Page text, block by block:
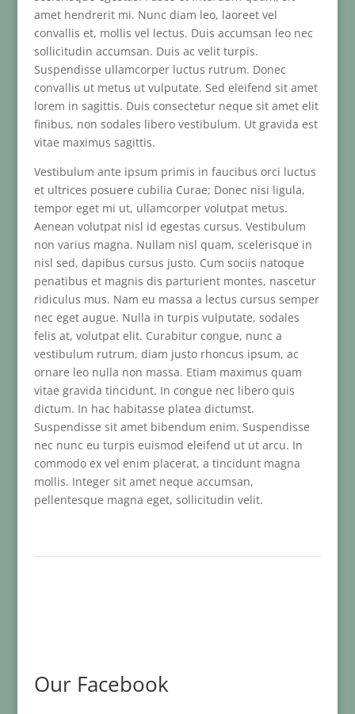
amet hendrerit mi. Nunc diam leo, laoreet vel
convallis et, mollis vel lectus. Duis accumsan leo nec
sollicitudin accumsan. Duis ac velit turpis.
Suspendisse ullamcorper luctus rutrum. Donec
convallis ut metus ut vulputate. Sed eleifend sit amet
lorem in sagittis. Duis consectetur neque sit amet elit
finibus, non sodales libero vestibulum. Ut gravida est
vitae maximus sagittis.
Vestibulum ante ipsum primis in faucibus orci luctus
et ultrices posuere cubilia Curae; Donec nisi ligula,
tempor eget mi ut, ullamcorper volutpat metus.
Aenean volutpat nisl id egestas cursus. Vestibulum
non varius magna. Nullam nisl quam, scelerisque in
nisl sed, dapibus cursus justo. Cum sociis natoque
penatibus et magnis dis parturient montes, nascetur
ridiculus mus. Nam eu massa a lectus cursus semper
nec eget augue. Nulla in turpis vulputate, sodales
felis at, volutpat elit. Curabitur congue, nunc a
vestibulum rutrum, diam justo rhoncus ipsum, ac
ornare leo nulla non massa. Etiam maximus quam
vitae gravida tincidunt. In congue nec libero quis
dictum. In hac habitasse platea dictumst.
Suspendisse sit amet bibendum enim. Suspendisse
nec nunc eu turpis euismod eleifend ut ut arcu. In
commodo ex vel enim placerat, a tincidunt magna
mollis. Integer sit amet neque accumsan,
pellentesque magna eget, sollicitudin velit.
Our Facebook